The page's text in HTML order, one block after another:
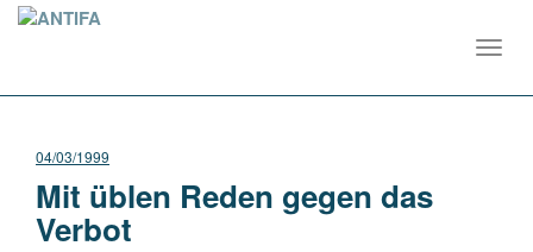
04/03/1999
Mit üblen Reden gegen das
Verbot